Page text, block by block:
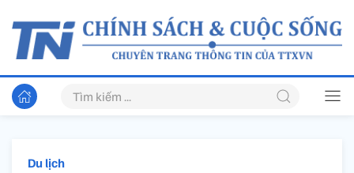
Du lịch